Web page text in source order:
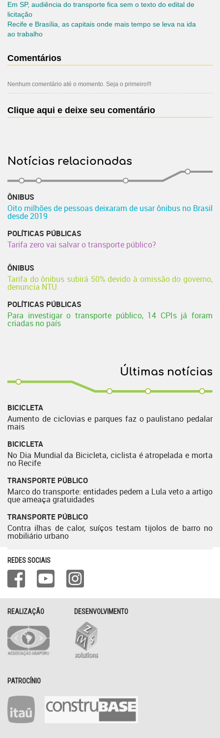
Em SP, audiência do transporte fica sem o texto do edital de
licitação
Recife e Brasília, as capitais onde mais tempo se leva na ida
ao trabalho
Comentários
Nenhum comentário até o momento. Seja o primeiro!!!
Clique aqui e deixe seu comentário
Notícias relacionadas
ÔNIBUS
Oito milhões de pessoas deixaram de usar ônibus no Brasil
desde 2019
POLÍTICAS PÚBLICAS
Tarifa zero vai salvar o transporte público?
ÔNIBUS
Tarifa do ônibus subirá 50% devido à omissão do governo,
denuncia NTU
POLÍTICAS PÚBLICAS
Para investigar o transporte público, 14 CPIs já foram
criadas no país
Últimas notícias
BICICLETA
Aumento de ciclovias e parques faz o paulistano pedalar
mais
BICICLETA
No Dia Mundial da Bicicleta, ciclista é atropelada e morta
no Recife
TRANSPORTE PÚBLICO
Marco do transporte: entidades pedem a Lula veto a artigo
que ameaça gratuidades
TRANSPORTE PÚBLICO
Contra ilhas de calor, suíços testam tijolos de barro no
mobiliário urbano
REDES SOCIAIS
REALIZAÇÃO DESENVOLVIMENTO
PATROCÍNIO